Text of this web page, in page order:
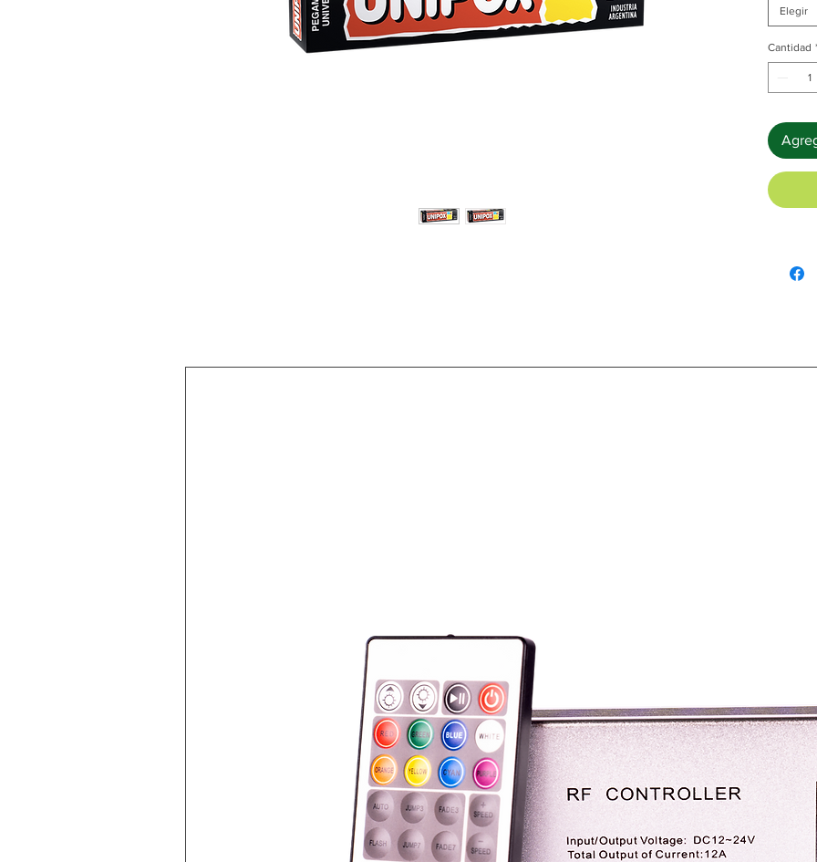
Se
Elegir
Cantidad